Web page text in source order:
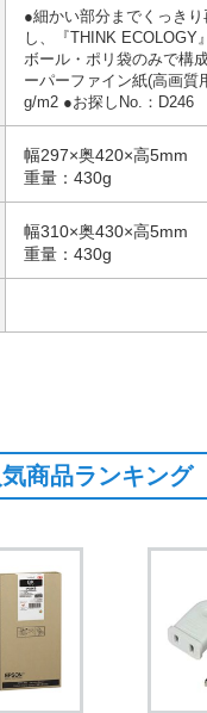
●細かい部分までくっき
し、『THINK ECOLOGY
ボール・ポリ袋のみで構
ーパーファイン紙(高画
g/m2 ●お探しNo.：D246
幅297×奥420×高5mm
重量：430g
幅310×奥430×高5mm
重量：430g
商品ランキング